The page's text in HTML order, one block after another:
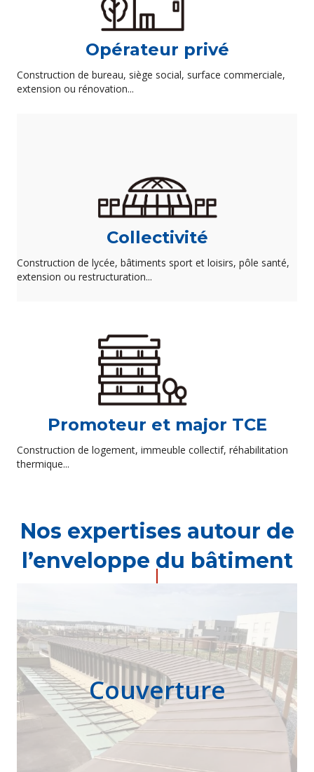
Opérateur privé
Construction de bureau, siège social, surface commerciale,
extension ou rénovation...
Collectivité
Construction de lycée, bâtiments sport et loisirs, pôle santé,
extension ou restructuration...
Promoteur et major TCE
Construction de logement, immeuble collectif, réhabilitation
thermique...
Nos expertises autour de
l’enveloppe du bâtiment
Couverture